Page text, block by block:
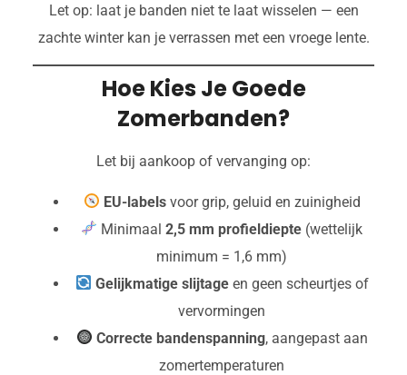
Let op: laat je banden niet te laat wisselen — een
zachte winter kan je verrassen met een vroege lente.
Hoe Kies Je Goede
Zomerbanden?
Let bij aankoop of vervanging op:
EU-labelsvoor grip, geluid en zuinigheid
Minimaal2,5 mm profieldiepte (wettelijk
minimum = 1,6 mm)
Gelijkmatige slijtageen geen scheurtjes of
vervormingen
Correcte bandenspanning, aangepast aan
zomertemperaturen